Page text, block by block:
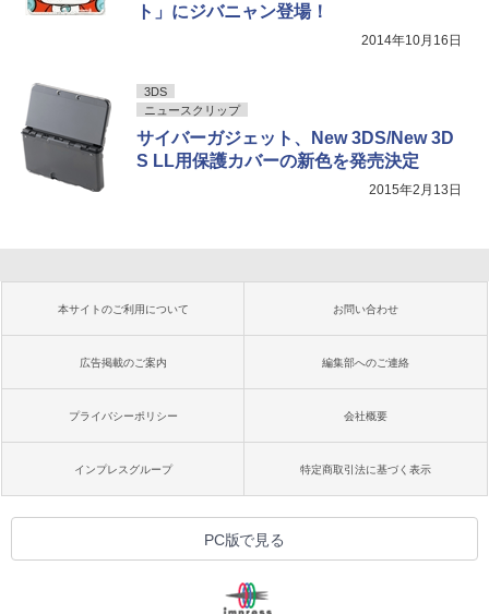
ト」にジバニャン登場！
2014年10月16日
3DS
ニュースクリップ
サイバーガジェット、New 3DS/New 3D
S LL用保護カバーの新色を発売決定
2015年2月13日
本サイトのご利用について お問い合わせ
広告掲載のご案内 編集部へのご連絡
プライバシーポリシー 会社概要
インプレスグループ 特定商取引法に基づく表示
PC版で見る